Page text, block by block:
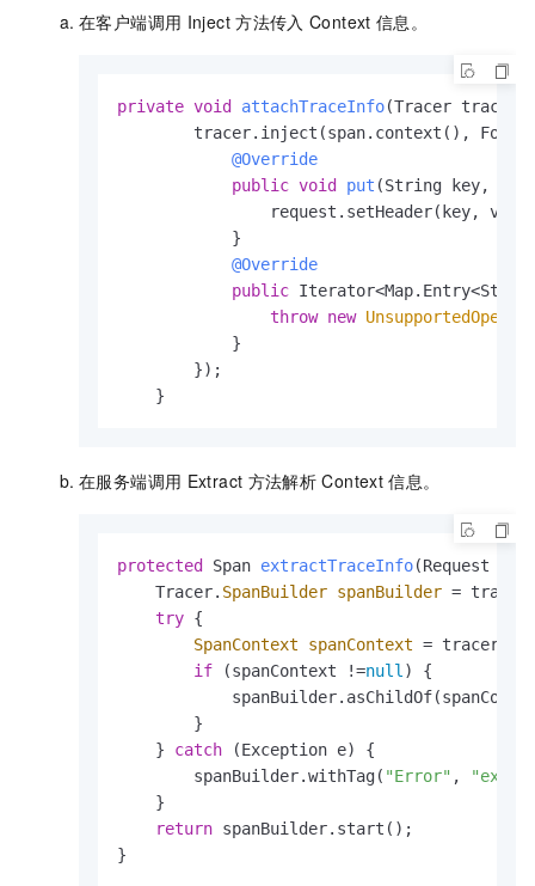
在客户端调用 Inject 方法传入 Context 信息。
private void attachTraceInfo(Tracer tracer,
tracer.inject(span.context(),
@Override
public void put (String key,
request.setHeader(key,
            }
@Override
public
throw new
            }
        });
    }
在服务端调用 Extract 方法解析 Context 信息。
protected Span extractTraceInfo(Request
    Tracer.
SpanBuilder spanBuilder =
try {
SpanContext
spanContext =
if (spanContext !=null ) {
        }
    }
catch (Exception e) {
        spanBuilder.withTag(
"Error" ,
    }
return spanBuilder.start();
}